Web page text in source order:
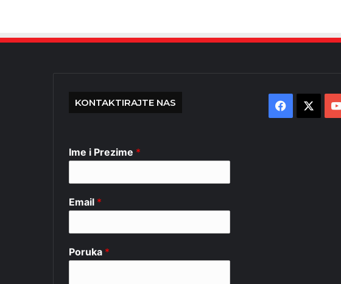
KONTAKTIRAJTE NAS
Ime i Prezime *
Email *
Poruka *
Facebook